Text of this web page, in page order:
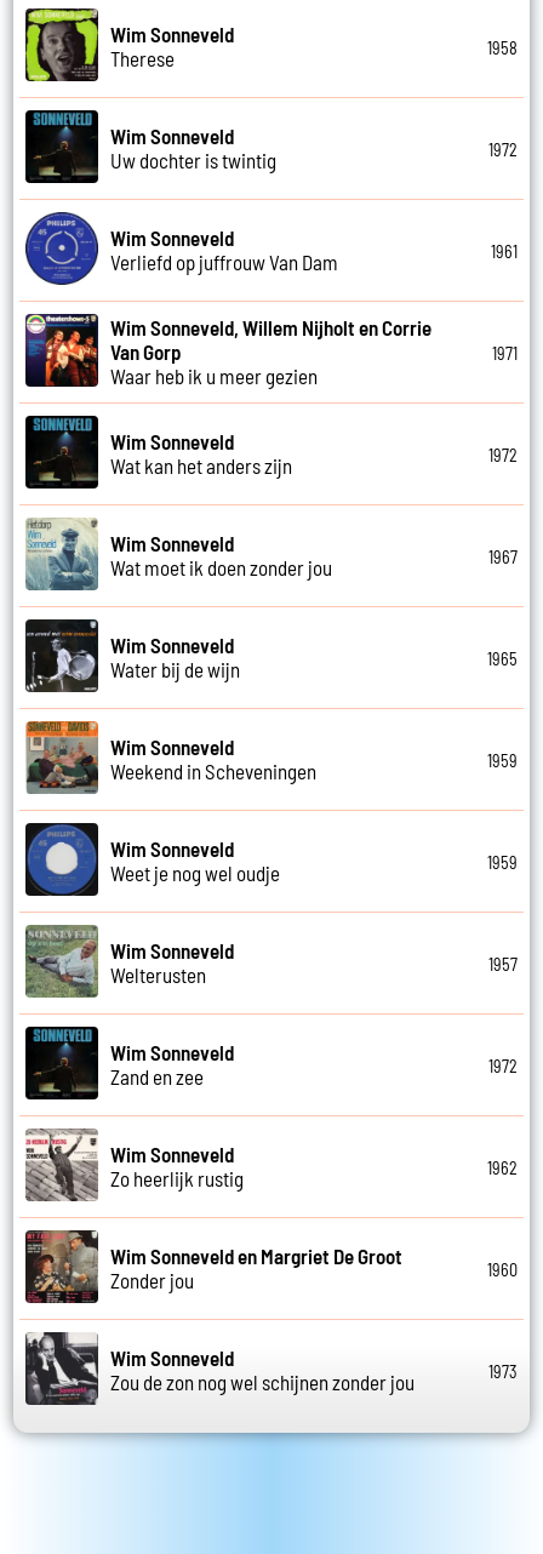
Wim Sonneveld
Therese
1958
Wim Sonneveld
Uw dochter is twintig
1972
Wim Sonneveld
Verliefd op juffrouw Van Dam
1961
Wim Sonneveld, Willem Nijholt en Corrie
Van Gorp
Waar heb ik u meer gezien
1971
Wim Sonneveld
Wat kan het anders zijn
1972
Wim Sonneveld
Wat moet ik doen zonder jou
1967
Wim Sonneveld
Water bij de wijn
1965
Wim Sonneveld
Weekend in Scheveningen
1959
Wim Sonneveld
Weet je nog wel oudje
1959
Wim Sonneveld
Welterusten
1957
Wim Sonneveld
Zand en zee
1972
Wim Sonneveld
Zo heerlijk rustig
1962
Wim Sonneveld en Margriet De Groot
Zonder jou
1960
Wim Sonneveld
Zou de zon nog wel schijnen zonder jou
1973